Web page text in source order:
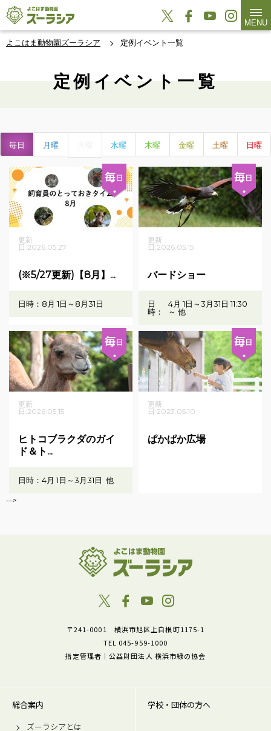
MENU
よこはま動物園ズーラシア 定例イベント一覧
定例イベント一覧
毎日 月曜 水曜 木曜 金曜 土曜 日曜
更新
日:2026.05.27
(※5/27更新)【8月】...
日時： 8月 1日～8月31日
更新
日:2026.05.15
バードショー
日
時：
4月 1日～3月31日11:30
～ 他
更新
日:2026.05.15
ヒトコブラクダのガイ
ド＆ト...
日時： 4月 1日～3月31日 他
更新
日:2023.05.10
ぱかぱか広場
-->
〒241-0001 横浜市旭区上白根町1175-1
TEL 045-959-1000
指定管理者｜公益財団法人 横浜市緑の協会
総合案内
ズーラシアとは
学校・団体の方へ